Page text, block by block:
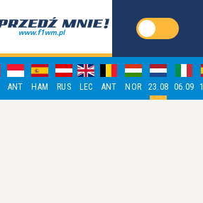
ANT HAM RUS LEC ANT NOR 23.08 06.09